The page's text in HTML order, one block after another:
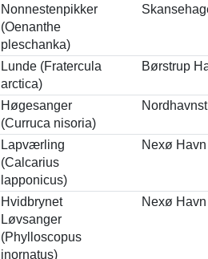
Nonnestenpikker
(Oenanthe
pleschanka)
Lunde (Fratercula
arctica)
Børstrup
Høgesanger
(Curruca nisoria)
Lapværling
(Calcarius
lapponicus)
Nexø Havn
Hvidbrynet
Løvsanger
(Phylloscopus
inornatus)
Nexø Havn